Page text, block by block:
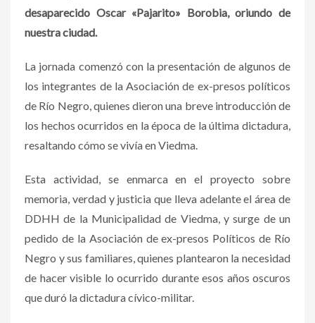
desaparecido Oscar «Pajarito» Borobia, oriundo de
nuestra ciudad.
La jornada comenzó con la presentación de algunos de
los integrantes de la Asociación de ex-­presos políticos
de Río Negro, quienes dieron una breve introducción de
los hechos ocurridos en la época de la última dictadura,
resaltando cómo se vivía en Viedma.
Esta actividad, se enmarca en el proyecto sobre
memoria, verdad y justicia que lleva adelante el área de
DDHH de la Municipalidad de Viedma, y surge de un
pedido de la Asociación de ex-presos Políticos de Río
Negro y sus familiares, quienes plantearon la necesidad
de hacer visible lo ocurrido durante esos años oscuros
que duró la dictadura cívico-militar.